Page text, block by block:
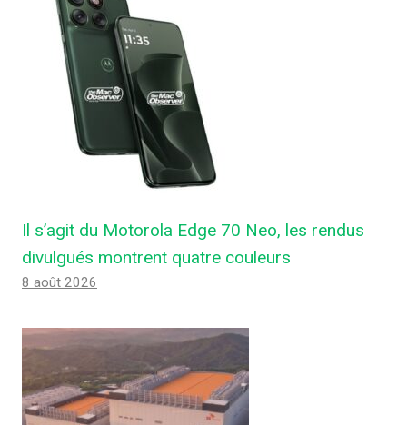
Il s’agit du Motorola Edge 70 Neo, les rendus
divulgués montrent quatre couleurs
8 août 2026